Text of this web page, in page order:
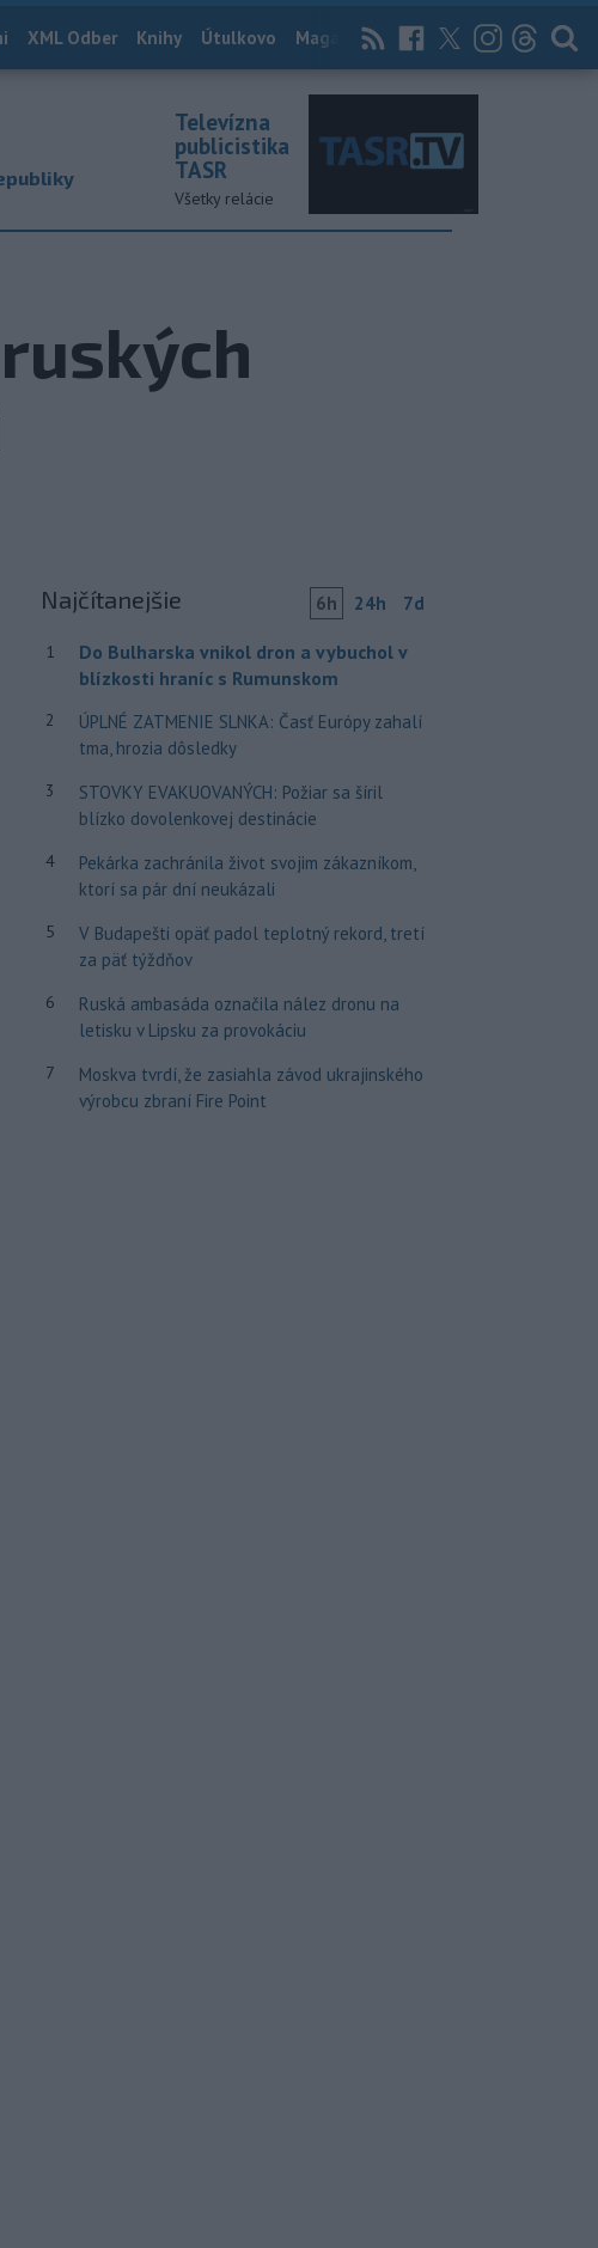
XML Odber Knihy Útulkovo Magazín News Now Archív
Televízna
publicistika
TASR
Všetky relácie
Najčítanejšie 6h 24h 7d
1
Do Bulharska vnikol dron a vybuchol v
blízkosti hraníc s Rumunskom
2
ÚPLNÉ ZATMENIE SLNKA: Časť Európy zahalí
tma, hrozia dôsledky
3
STOVKY EVAKUOVANÝCH: Požiar sa šíril
blízko dovolenkovej destinácie
4
Pekárka zachránila život svojim zákazníkom,
ktorí sa pár dní neukázali
5
V Budapešti opäť padol teplotný rekord, tretí
za päť týždňov
6
Ruská ambasáda označila nález dronu na
letisku v Lipsku za provokáciu
7
Moskva tvrdí, že zasiahla závod ukrajinského
výrobcu zbraní Fire Point